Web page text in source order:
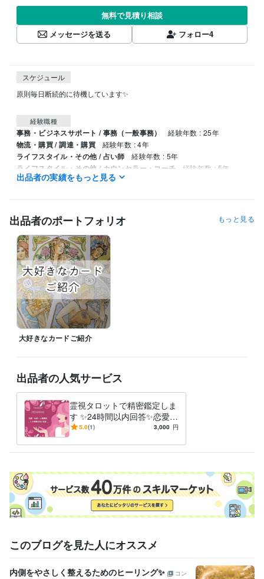
無料で見積り相談
メッセージを送る
フォロー4
スケジュール
原則毎日断続的に待機しています✨
経験職種
事務・ビジネスサポート / 事務（一般事務） 経験年数 : 25年
物流・購買 / 調達・購買 経験年数 : 4年
ライフスタイル・その他 / 占い師 経験年数 : 5年
ライフスタイル・その他 / カウンセラー・コーチ 経験年数 : 5年
友達や同僚に占ってきましたが、ココナラで占い始めました
得意分野
占い 占い　潜在意識につながる　悩み相談
占い 悩み相談
出品者の実績をもっと見る
出品者のポートフォリオ もっと見る
大好きなカードご紹介
出品者の人気サービス
霊視タロットで精密鑑定しま
す ✨24時間以内回答✨恋愛・
結婚・仕事・人間関係
5.0(1) 3,000 円
このブログを見た人にオススメ
内側をやさしく整えるためのヒーリング✨
コン